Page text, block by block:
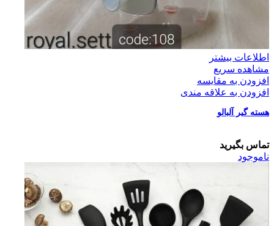
اطلاعات بیشتر
مشاهده سریع
افزودن به مقایسه
افزودن به علاقه مندی
هسته گیر آلبالو
تماس بگیرید
ناموجود